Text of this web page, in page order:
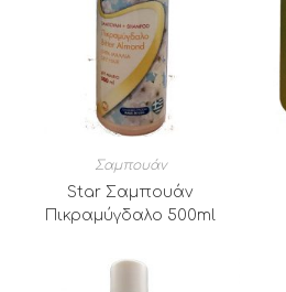
Σαμπουάν
Star Σαμπουάν
Πικραμύγδαλο 500ml